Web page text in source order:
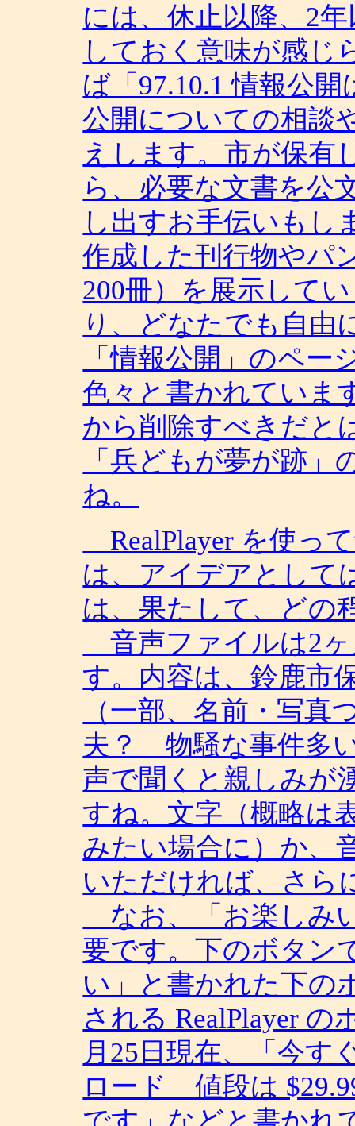
には、休止以降、2
しておく意味が感じ
ば「97.10.1 情報公
公開についての相談
えします。市が保有
ら、必要な文書を公
し出すお手伝いもし
作成した刊行物やパ
200冊）を展示して
り、どなたでも自由
「情報公開」のペ
色々と書かれていま
から削除すべきだと
「兵どもが夢が跡
ね。
RealPlayer を使っ
は、アイデアとして
は、果たして、どの
音声ファイルは2
す。内容は、鈴鹿市
（一部、名前・写真
夫？ 物騒な事件多
声で聞くと親しみが
すね。文字（概略は
みたい場合に）か、
いただければ、さら
なお、「お楽しみ
要です。下のボタン
い」と書かれた下の
される RealPlayer の
月25日現在、「今す
ロード 値段は